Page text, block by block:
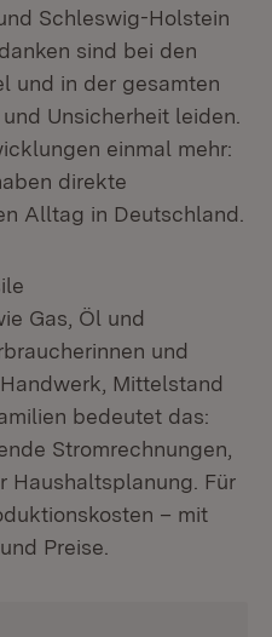
Schleswig-Holstein
sind bei den
und in der gesamten
Unsicherheit leiden.
einmal mehr:
direkte
Alltag in Deutschland.
Gas, Öl und
und
Mittelstand
bedeutet das:
Stromrechnungen,
Haushaltsplanung. Für
– mit
Preise.